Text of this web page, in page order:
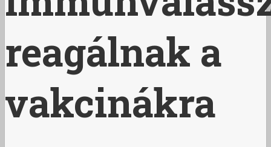
reagálnak a
vakcinákra